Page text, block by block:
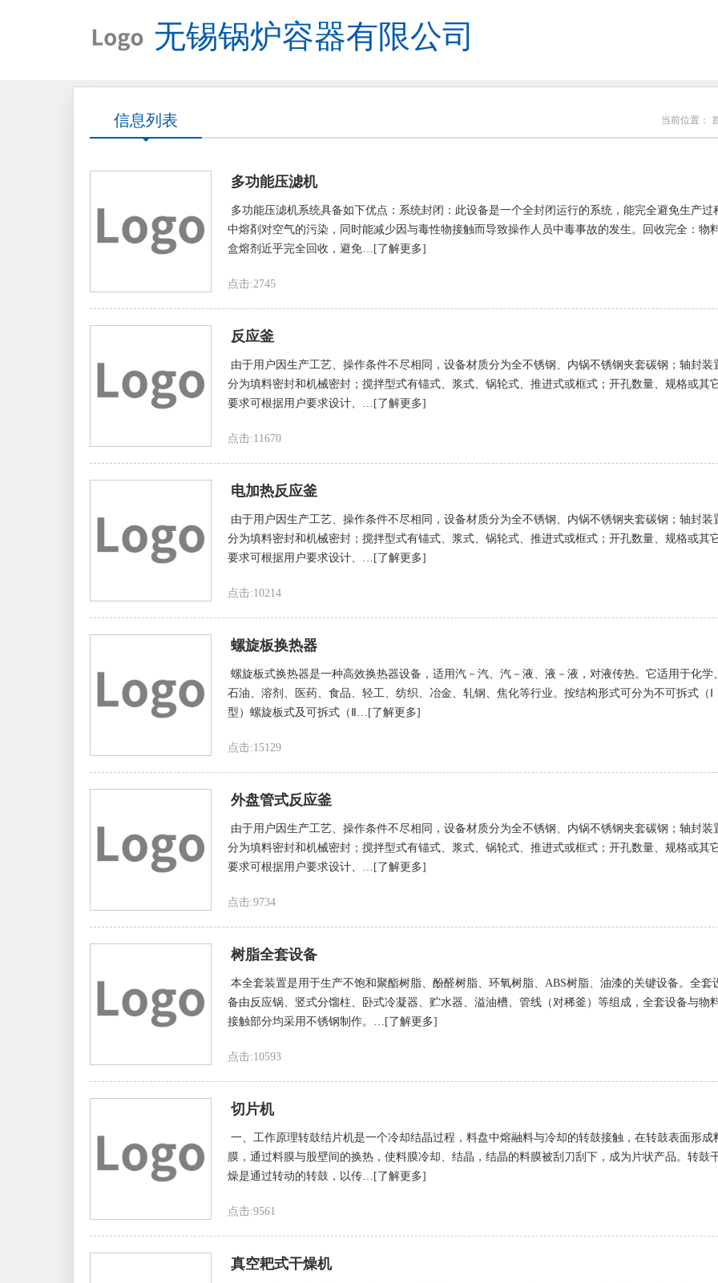
无锡锅炉容器有限公司
信息列表 当前位置：
多功能压滤机
多功能压滤机系统具备如下优点：系统封闭：此设备是一个全封闭运行的系统，能完全避免生产过
中熔剤对空气的污染，同时能减少因与毒性物接触而导致操作人员中毒事故的发生。回收完全：物
盒熔剂近乎完全回收，避免…[了解更多]
点击:2745
反应釜
由于用户因生产工艺、操作条件不尽相同，设备材质分为全不锈钢、内锅不锈钢夹套碳钢；轴封装
分为填料密封和机械密封；搅拌型式有锚式、浆式、锅轮式、推进式或框式；开孔数量、规格或其
要求可根据用户要求设计、…[了解更多]
点击:11670
电加热反应釜
由于用户因生产工艺、操作条件不尽相同，设备材质分为全不锈钢、内锅不锈钢夹套碳钢；轴封装
分为填料密封和机械密封；搅拌型式有锚式、浆式、锅轮式、推进式或框式；开孔数量、规格或其
要求可根据用户要求设计、…[了解更多]
点击:10214
螺旋板换热器
螺旋板式换热器是一种高效换热器设备，适用汽－汽、汽－液、液－液，对液传热。它适用于化学、
石油、溶剂、医药、食品、轻工、纺织、冶金、轧钢、焦化等行业。按结构形式可分为不可拆式（Ⅰ
型）螺旋板式及可拆式（Ⅱ…[了解更多]
点击:15129
外盘管式反应釜
由于用户因生产工艺、操作条件不尽相同，设备材质分为全不锈钢、内锅不锈钢夹套碳钢；轴封装
分为填料密封和机械密封；搅拌型式有锚式、浆式、锅轮式、推进式或框式；开孔数量、规格或其
要求可根据用户要求设计、…[了解更多]
点击:9734
树脂全套设备
本全套装置是用于生产不饱和聚酯树脂、酚醛树脂、环氧树脂、ABS树脂、油漆的关键设备。全套
备由反应锅、竖式分馏柱、卧式冷凝器、贮水器、溢油槽、管线（对稀釜）等组成，全套设备与物
接触部分均采用不锈钢制作。…[了解更多]
点击:10593
切片机
一、工作原理转鼓结片机是一个冷却结晶过程，料盘中熔融料与冷却的转鼓接触，在转鼓表面形成
膜，通过料膜与股壁间的换热，使料膜冷却、结晶，结晶的料膜被刮刀刮下，成为片状产品。转鼓
燥是通过转动的转鼓，以传…[了解更多]
点击:9561
真空耙式干燥机